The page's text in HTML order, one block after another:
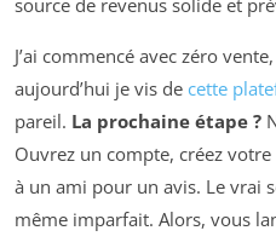
source de revenus solide et
J’ai commencé avec zéro
aujourd’hui je vis de cette
pareil. La prochaine étape ?
Ouvrez un compte, créez
à un ami pour un avis. Le vrai
même imparfait. Alors, vous